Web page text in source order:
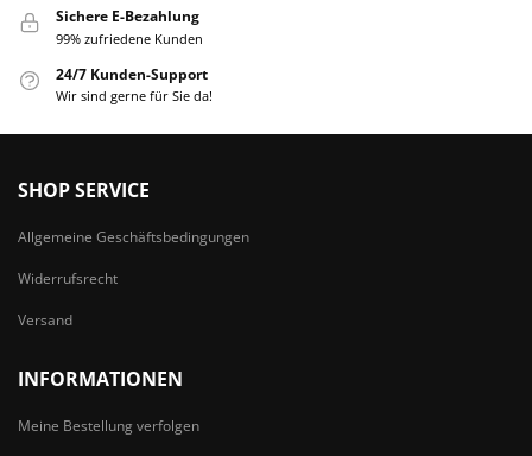
Sichere E-Bezahlung
99% zufriedene Kunden
24/7 Kunden-Support
Wir sind gerne für Sie da!
SHOP SERVICE
Allgemeine Geschäftsbedingungen
Widerrufsrecht
Versand
INFORMATIONEN
Meine Bestellung verfolgen